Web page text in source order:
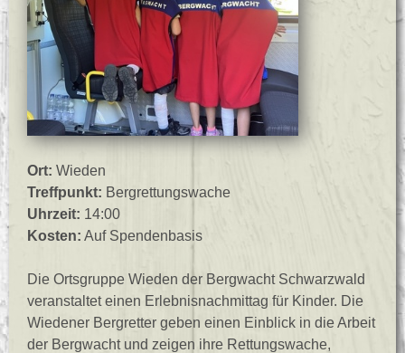
Ort: Wieden
Treffpunkt: Bergrettungswache
Uhrzeit: 14:00
Kosten: Auf Spendenbasis
Die Ortsgruppe Wieden der Bergwacht Schwarzwald
veranstaltet einen Erlebnisnachmittag für Kinder. Die
Wiedener Bergretter geben einen Einblick in die Arbeit
der Bergwacht und zeigen ihre Rettungswache,